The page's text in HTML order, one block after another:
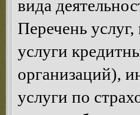
вида
Перечень
услуги
организаций),
услуги по